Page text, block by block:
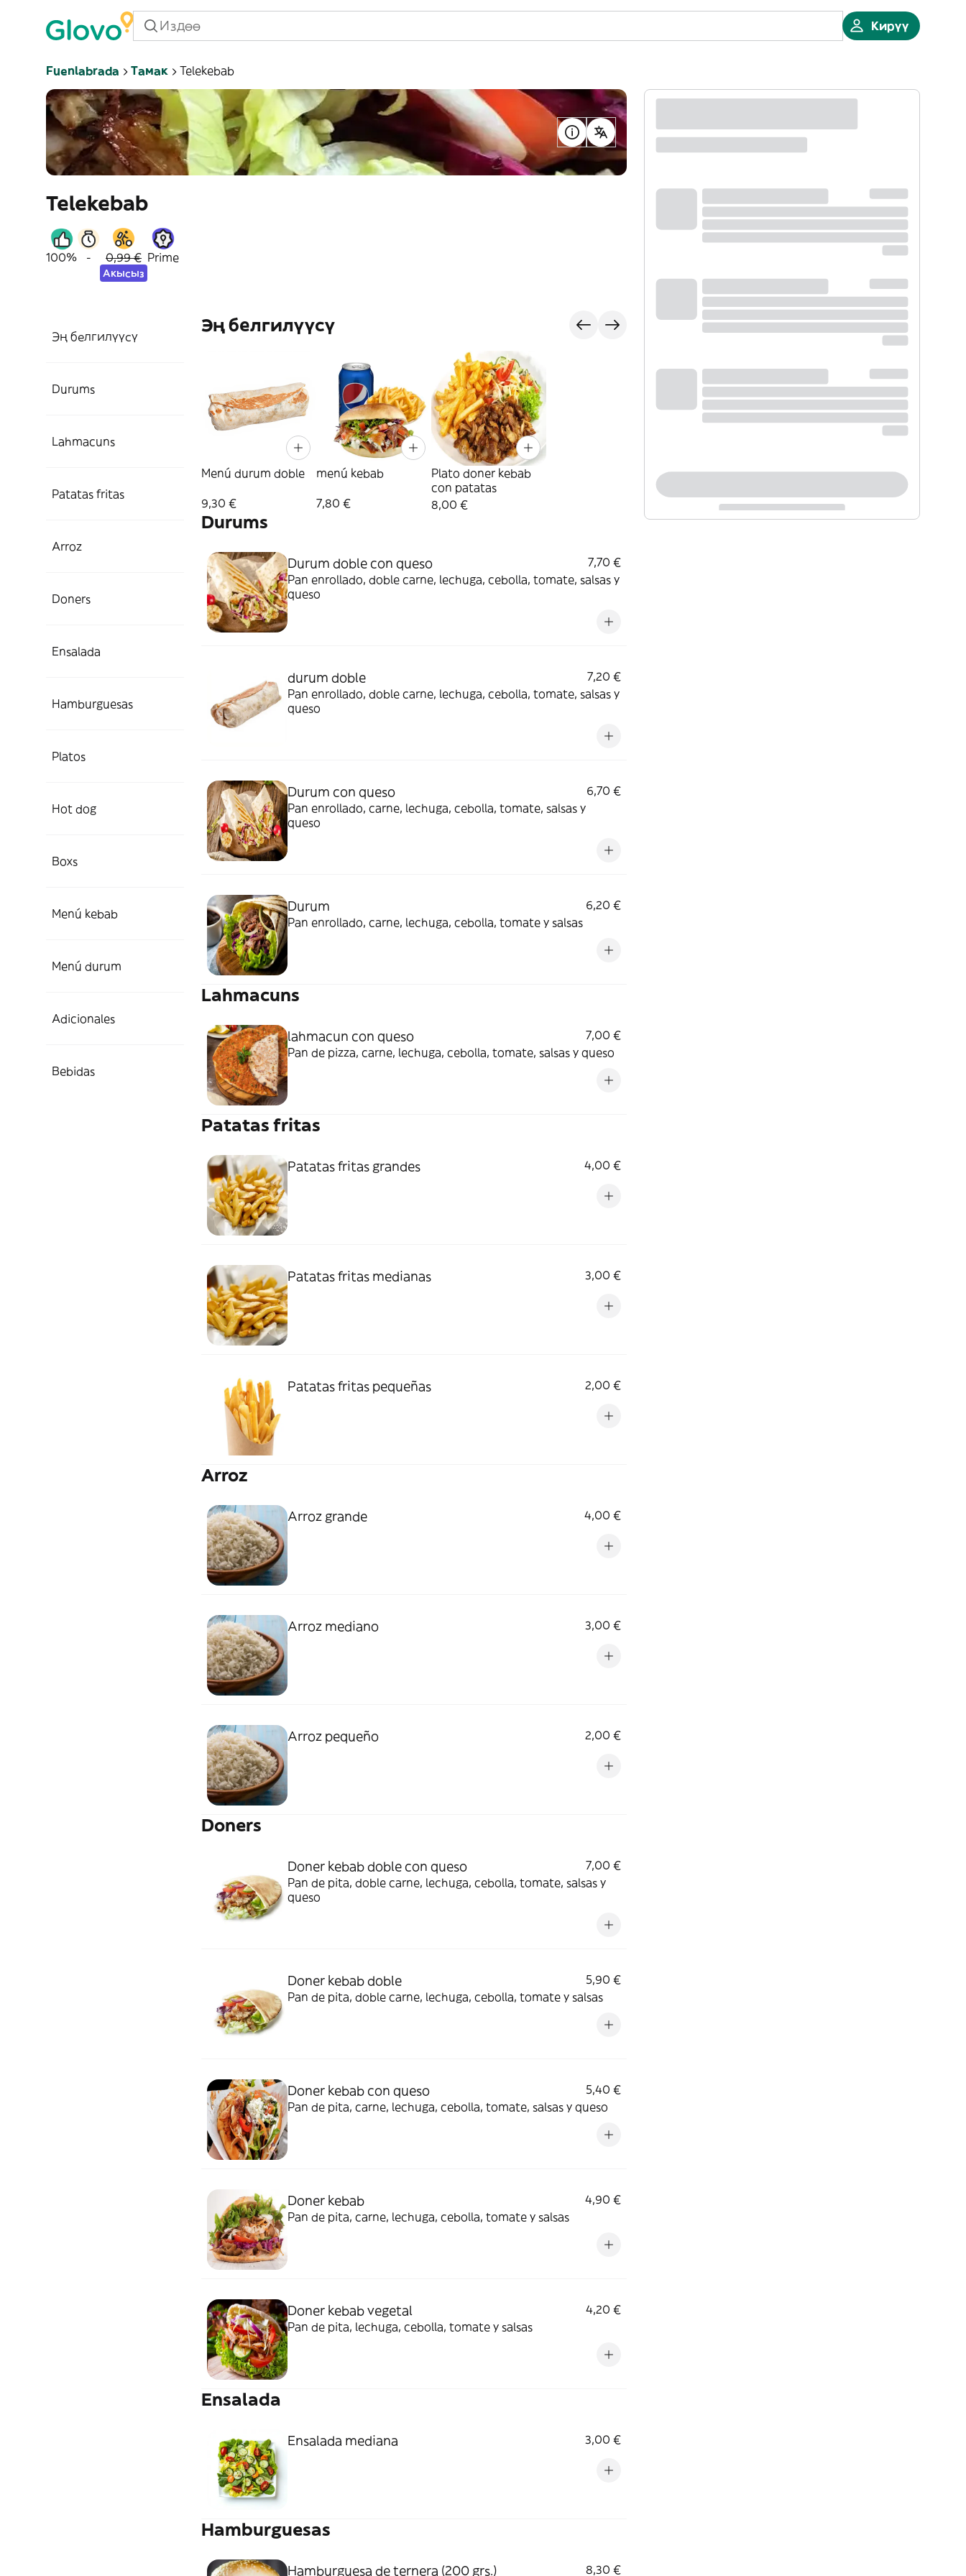
Кирүү
Fuenlabrada Тамак Telekebab
Telekebab
100% - 0,99 €
Акысыз
Prime
Эң белгилүүсү
Durums
Lahmacuns
Patatas fritas
Arroz
Doners
Ensalada
Hamburguesas
Platos
Hot dog
Boxs
Menú kebab
Menú durum
Adicionales
Bebidas
Эң белгилүүсү
Menú durum doble
9,30 €
menú kebab
7,80 €
Plato doner kebab
con patatas
8,00 €
Durums
Durum doble con queso
7,70 €
Pan enrollado, doble carne, lechuga, cebolla, tomate, salsas y
queso
durum doble
7,20 €
Pan enrollado, doble carne, lechuga, cebolla, tomate, salsas y
queso
Durum con queso
6,70 €
Pan enrollado, carne, lechuga, cebolla, tomate, salsas y
queso
Durum
6,20 €
Pan enrollado, carne, lechuga, cebolla, tomate y salsas
Lahmacuns
lahmacun con queso
7,00 €
Pan de pizza, carne, lechuga, cebolla, tomate, salsas y queso
Patatas fritas
Patatas fritas grandes 4,00 €
Patatas fritas medianas 3,00 €
Patatas fritas pequeñas 2,00 €
Arroz
Arroz grande 4,00 €
Arroz mediano 3,00 €
Arroz pequeño 2,00 €
Doners
Doner kebab doble con queso
7,00 €
Pan de pita, doble carne, lechuga, cebolla, tomate, salsas y
queso
Doner kebab doble
5,90 €
Pan de pita, doble carne, lechuga, cebolla, tomate y salsas
Doner kebab con queso
5,40 €
Pan de pita, carne, lechuga, cebolla, tomate, salsas y queso
Doner kebab
4,90 €
Pan de pita, carne, lechuga, cebolla, tomate y salsas
Doner kebab vegetal
4,20 €
Pan de pita, lechuga, cebolla, tomate y salsas
Ensalada
Ensalada mediana 3,00 €
Hamburguesas
Hamburguesa de ternera (200 grs.) 8,30 €